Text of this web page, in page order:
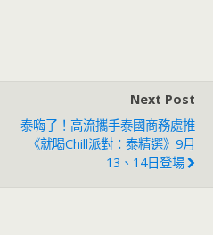
Next Post
泰嗨了！高流攜手泰國商務處推
《就喝Chill派對：泰精選》9月
13、14日登場